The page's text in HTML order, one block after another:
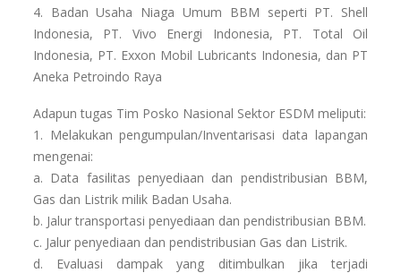
4. Badan Usaha Niaga Umum BBM seperti PT. Shell
Indonesia, PT. Vivo Energi Indonesia, PT. Total Oil
Indonesia, PT. Exxon Mobil Lubricants Indonesia, dan PT
Aneka Petroindo Raya
Adapun tugas Tim Posko Nasional Sektor ESDM meliputi:
1. Melakukan pengumpulan/Inventarisasi data lapangan
mengenai:
a. Data fasilitas penyediaan dan pendistribusian BBM,
Gas dan Listrik milik Badan Usaha.
b. Jalur transportasi penyediaan dan pendistribusian BBM.
c. Jalur penyediaan dan pendistribusian Gas dan Listrik.
d. Evaluasi dampak yang ditimbulkan jika terjadi